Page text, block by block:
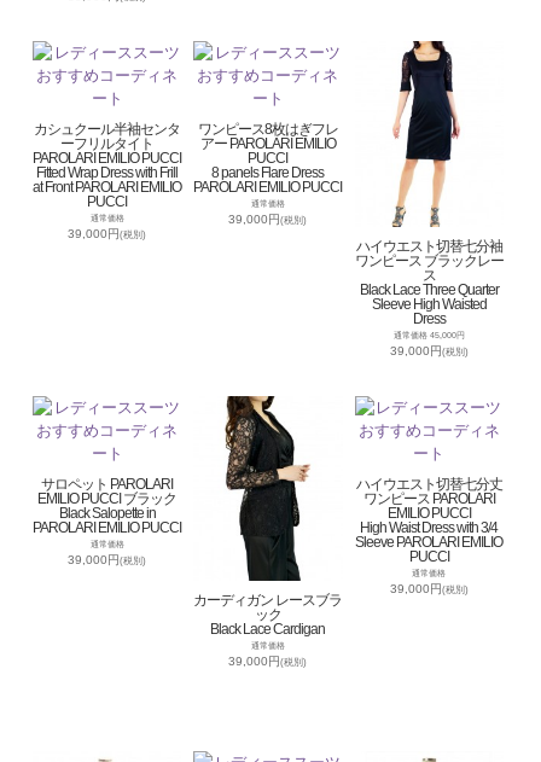
カシュクール半袖センタ
ーフリルタイト
PAROLARI EMILIO PUCCI
Fitted Wrap Dress with Frill
at Front PAROLARI EMILIO
PUCCI
通常価格
39,000円(税別)
ワンピース8枚はぎフレ
アー PAROLARI EMILIO
PUCCI
8 panels Flare Dress
PAROLARI EMILIO PUCCI
通常価格
39,000円(税別)
ハイウエスト切替七分袖
ワンピース ブラックレー
ス
Black Lace Three Quarter
Sleeve High Waisted
Dress
通常価格 45,000円
39,000円(税別)
サロペット PAROLARI
EMILIO PUCCI ブラック
Black Salopette in
PAROLARI EMILIO PUCCI
通常価格
39,000円(税別)
カーディガン レースブラ
ック
Black Lace Cardigan
通常価格
39,000円(税別)
ハイウエスト切替七分丈
ワンピース PAROLARI
EMILIO PUCCI
High Waist Dress with 3/4
Sleeve PAROLARI EMILIO
PUCCI
通常価格
39,000円(税別)